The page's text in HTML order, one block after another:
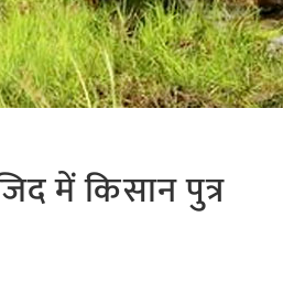
में किसान पुत्र